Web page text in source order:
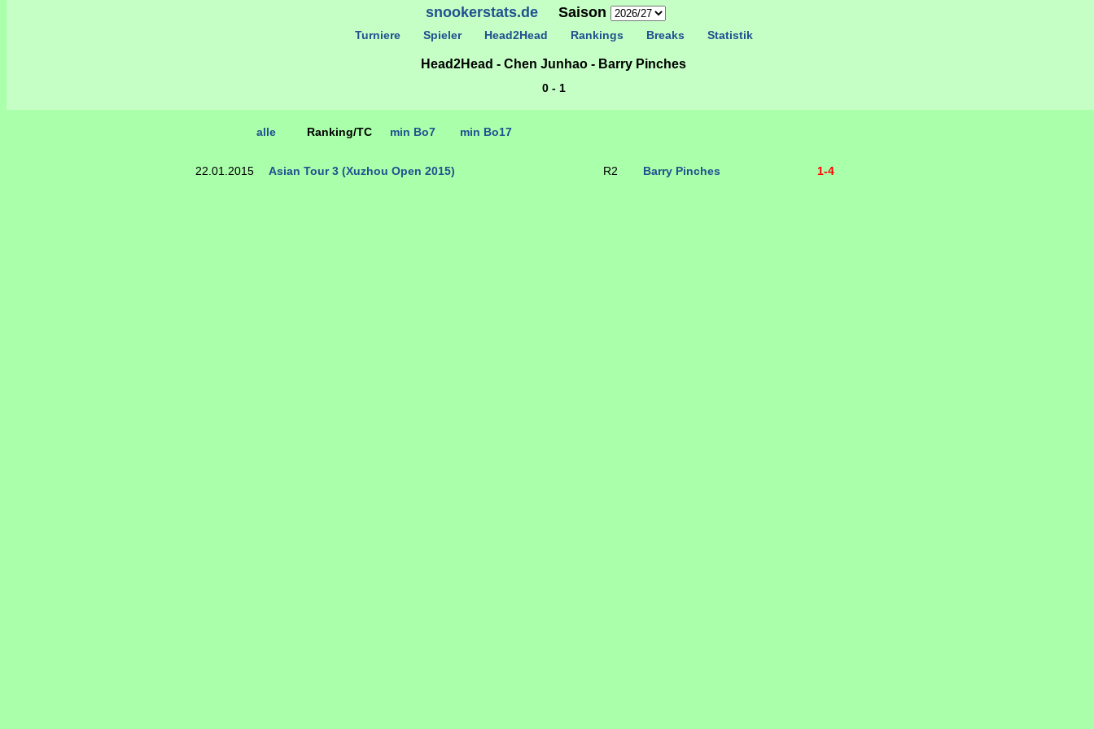
snookerstats.deSaison
Turniere Spieler Head2Head Rankings Breaks Statistik
Head2Head - Chen Junhao - Barry Pinches
alle Ranking/TC min Bo7 min Bo17
22.01.2015 Asian Tour 3 (Xuzhou Open 2015) R2 Barry Pinches 1-4
0 - 1